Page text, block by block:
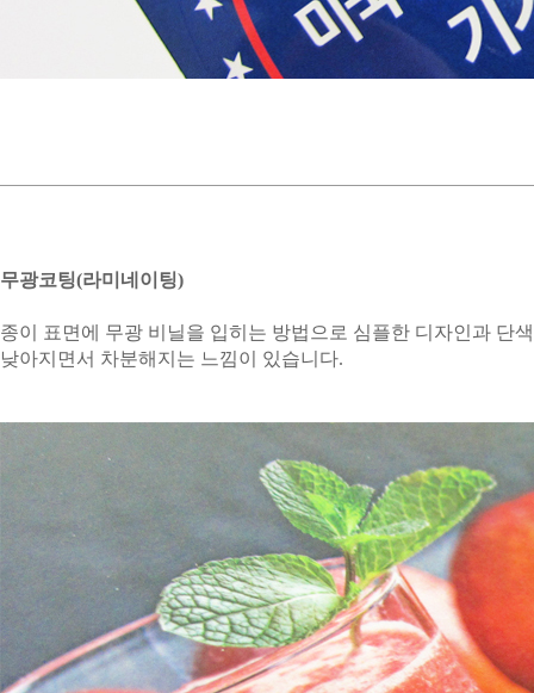
무광코팅(라미네이팅)
종이 표면에 무광 비닐을 입히는 방법으로 심플한 디자인과 단
낮아지면서 차분해지는 느낌이 있습니다.